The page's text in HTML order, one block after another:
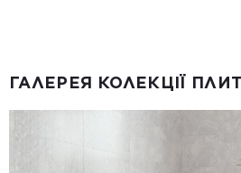
ГАЛЕРЕЯ КОЛЕКЦІЇ